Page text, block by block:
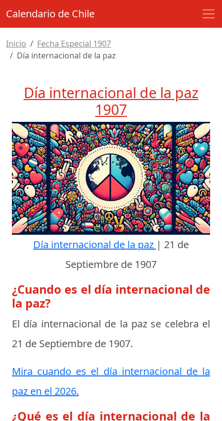
Calendario de Chile
Inicio
Fecha Especial 1907
Día internacional de la paz
Día internacional de la paz
1907
Día internacional de la paz | 21 de
Septiembre de 1907
¿Cuando es el día internacional de
la paz?
El día internacional de la paz se celebra el
21 de Septiembre de 1907.
Mira cuando es el día internacional de la
paz en el 2026.
¿Qué es el día internacional de la